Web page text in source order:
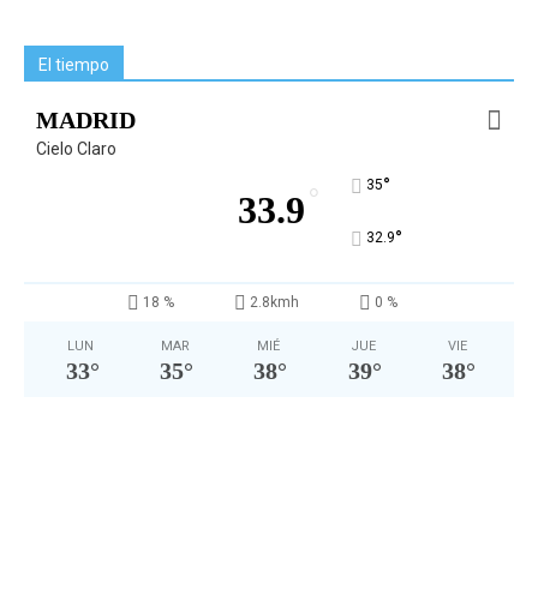
El tiempo
MADRID
Cielo Claro
33.9 ° 35°
32.9°
18 % 2.8kmh 0 %
LUN
33°
MAR
35°
MIÉ
38°
JUE
39°
VIE
38°